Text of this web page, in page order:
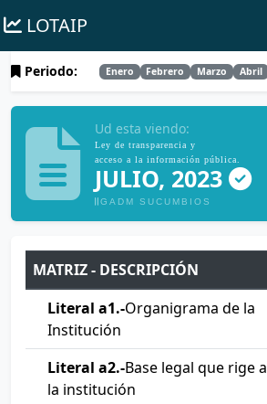
LOTAIP
Periodo: Enero Febrero Marzo Abril
Ud esta viendo:
Ley de transparencia y
acceso a la información pública.
JULIO, 2023
GADM SUCUMBIOS
MATRIZ - DESCRIPCIÓN
Literal a1.-Organigrama de la
Institución
Literal a2.-Base legal que rige a
la institución